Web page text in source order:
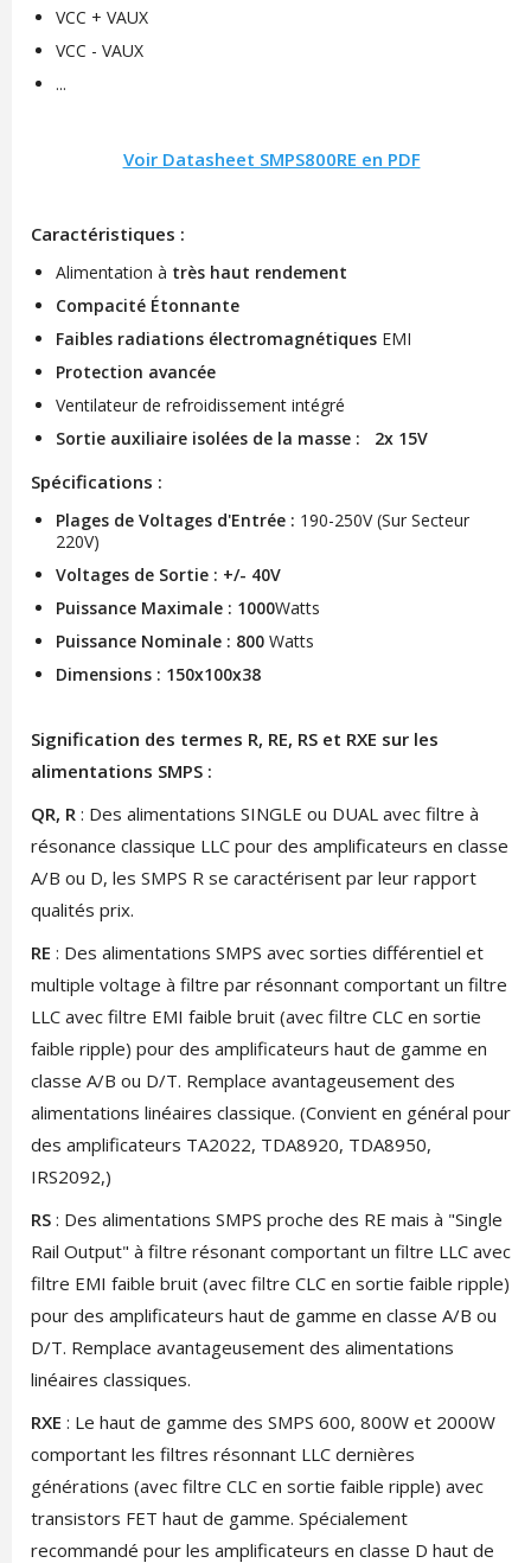
VCC + VAUX
VCC - VAUX
...
Voir Datasheet SMPS800RE en PDF
Caractéristiques :
Alimentation à très haut rendement
Compacité Étonnante
Faibles radiations électromagnétiquesEMI
Protection avancée
Ventilateur de refroidissement intégré
Sortie auxiliaire isolées de la masse : 2x 15V
Spécifications :
Plages de Voltages d'Entrée : 190-250V (Sur Secteur
220V)
Voltages de Sortie : +/- 40V
Puissance Maximale : 1000Watts
Puissance Nominale : 800Watts
Dimensions : 150x100x38
Signification des termes R, RE, RS et RXE sur les
alimentations SMPS :
QR, R: Des alimentations SINGLE ou DUAL avec filtre à
résonance classique LLC pour des amplificateurs en classe
A/B ou D, les SMPS R se caractérisent par leur rapport
qualités prix.
RE : Des alimentations SMPS avec sorties différentiel et
multiple voltage à filtre par résonnant comportant un filtre
LLC avec filtre EMI faible bruit (avec filtre CLC en sortie
faible ripple) pour des amplificateurs haut de gamme en
classe A/B ou D/T. Remplace avantageusement des
alimentations linéaires classique. (Convient en général pour
des amplificateurs TA2022, TDA8920, TDA8950,
IRS2092,)
RS: Des alimentations SMPS proche des RE mais à "Single
Rail Output" à filtre résonant comportant un filtre LLC avec
filtre EMI faible bruit (avec filtre CLC en sortie faible ripple)
pour des amplificateurs haut de gamme en classe A/B ou
D/T. Remplace avantageusement des alimentations
linéaires classiques.
RXE : Le haut de gamme des SMPS 600, 800W et 2000W
comportant les filtres résonnant LLC dernières
générations (avec filtre CLC en sortie faible ripple) avec
transistors FET haut de gamme. Spécialement
recommandé pour les amplificateurs en classe D haut de